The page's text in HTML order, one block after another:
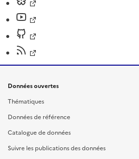
Données ouvertes
Thématiques
Données de référence
Catalogue de données
Suivre les publications des données